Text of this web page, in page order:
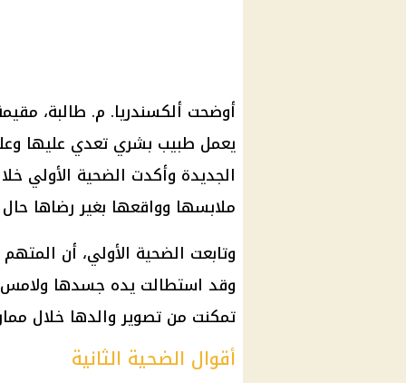
أوضحت ألكسندريا. م. طالبة،
يعمل طبيب بشري تعدي عليها
الجديدة وأكدت الضحية الأولي
ملابسها وواقعها بغير رضاها
وتابعت الضحية الأولي، أن
وقد استطالت یده جسدها ولامس
تمكنت من تصوير والدها خلال
أقوال الضحية الثانية